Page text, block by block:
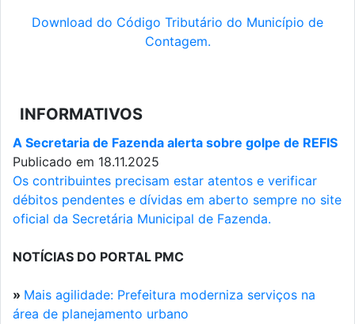
Download do Código Tributário do Município de
Contagem.
INFORMATIVOS
A Secretaria de Fazenda alerta sobre golpe de REFIS
Publicado em 18.11.2025
Os contribuintes precisam estar atentos e verificar
débitos pendentes e dívidas em aberto sempre no site
oficial da Secretária Municipal de Fazenda.
NOTÍCIAS DO PORTAL PMC
» Mais agilidade: Prefeitura moderniza serviços na
área de planejamento urbano